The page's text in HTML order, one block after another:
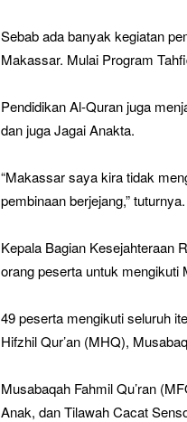
Sebab ada banyak kegiatan
Makassar. Mulai Program
Pendidikan Al-Quran juga
dan juga Jagai Anakta.
“Makassar saya kira tidak
pembinaan berjejang,” tuturnya.
Kepala Bagian Kesejahteraan
orang peserta untuk mengikuti
49 peserta mengikuti seluruh
Hifzhil Qur’an (MHQ),
Musabaqah Fahmil Qu’ran
Anak, dan Tilawah Cacat